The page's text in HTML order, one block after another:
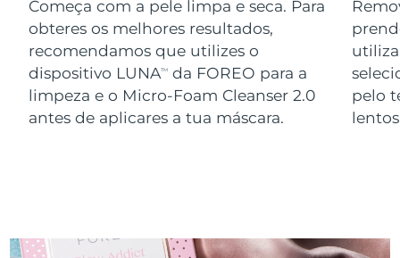
Começa com a pele limpa e seca. Para
obteres os melhores resultados,
recomendamos que utilizes o
dispositivo LUNATM
da FOREO para a
limpeza e o Micro-Foam Cleanser 2.0
antes de aplicares a tua máscara.
pelo